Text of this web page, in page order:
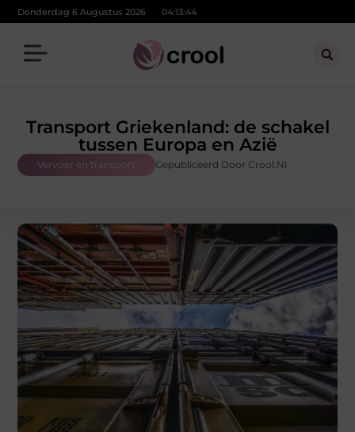
Donderdag 6 Augustus 2026 04:13:45
Transport Griekenland: de schakel
tussen Europa en Azië
Vervoer en transport Gepubliceerd Door Crool.nl